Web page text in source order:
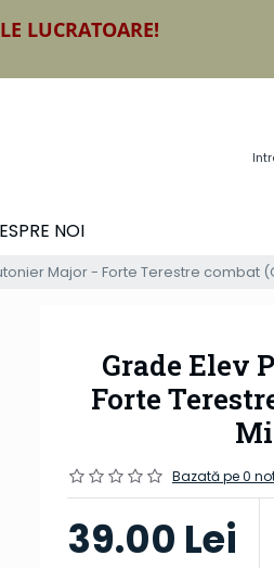
LUCRATOARE!
NOI
Major - Forte Terestre combat
Grade Elev
Forte
Bazată pe 0
39.00 Lei